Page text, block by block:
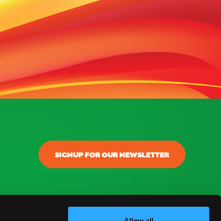
SIGNUP FOR OUR NEWSLETTER